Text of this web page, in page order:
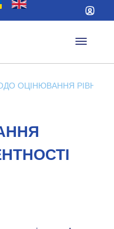
ОЦІНЮВАННЯ РІВНЯ